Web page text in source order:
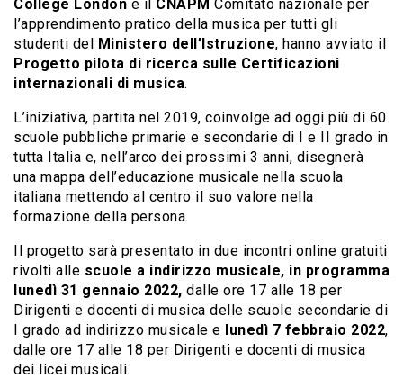
College London e il CNAPM Comitato nazionale per
l’apprendimento pratico della musica per tutti gli
studenti del Ministero dell’Istruzione, hanno avviato il
Progetto pilota di ricerca sulle Certificazioni
internazionali di musica.
L’iniziativa, partita nel 2019, coinvolge ad oggi più di 60
scuole pubbliche primarie e secondarie di I e II grado in
tutta Italia e, nell’arco dei prossimi 3 anni, disegnerà
una mappa dell’educazione musicale nella scuola
italiana mettendo al centro il suo valore nella
formazione della persona.
Il progetto sarà presentato in due incontri online gratuiti
rivolti alle scuole a indirizzo musicale, in programma
lunedì 31 gennaio 2022, dalle ore 17 alle 18 per
Dirigenti e docenti di musica delle scuole secondarie di
I grado ad indirizzo musicale e lunedì 7 febbraio 2022,
dalle ore 17 alle 18 per Dirigenti e docenti di musica
dei licei musicali.